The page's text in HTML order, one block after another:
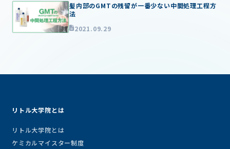
髪内部のGMTの残留が一番少ない中間処理工程方
法
2021.09.29
リトル大学院とは
リトル大学院とは
ケミカルマイスター制度